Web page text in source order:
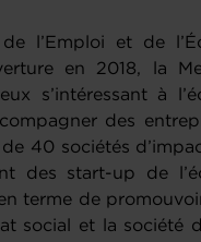
l’Emploi et de
en 2018, la
s’intéressant à
des
40 sociétés
des start-up de
terme de
social et la société